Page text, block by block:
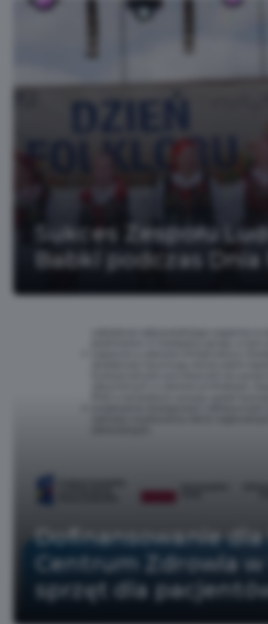
Sukces Zespołu
Babki podczas
Dofinansowanie dla
Centrum Zdrowia
sprzęt dla